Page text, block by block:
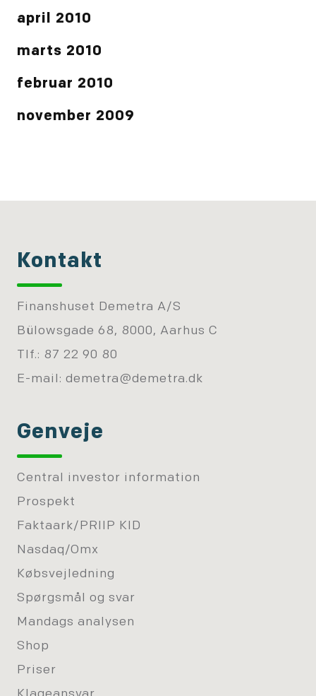
april 2010
marts 2010
februar 2010
november 2009
Kontakt
Finanshuset Demetra A/S
Bülowsgade 68, 8000, Aarhus C
Tlf.: 87 22 90 80
E-mail: demetra@demetra.dk
Genveje
Central investor information
Prospekt
Faktaark/PRIIP KID
Nasdaq/Omx
Købsvejledning
Spørgsmål og svar
Mandags analysen
Shop
Priser